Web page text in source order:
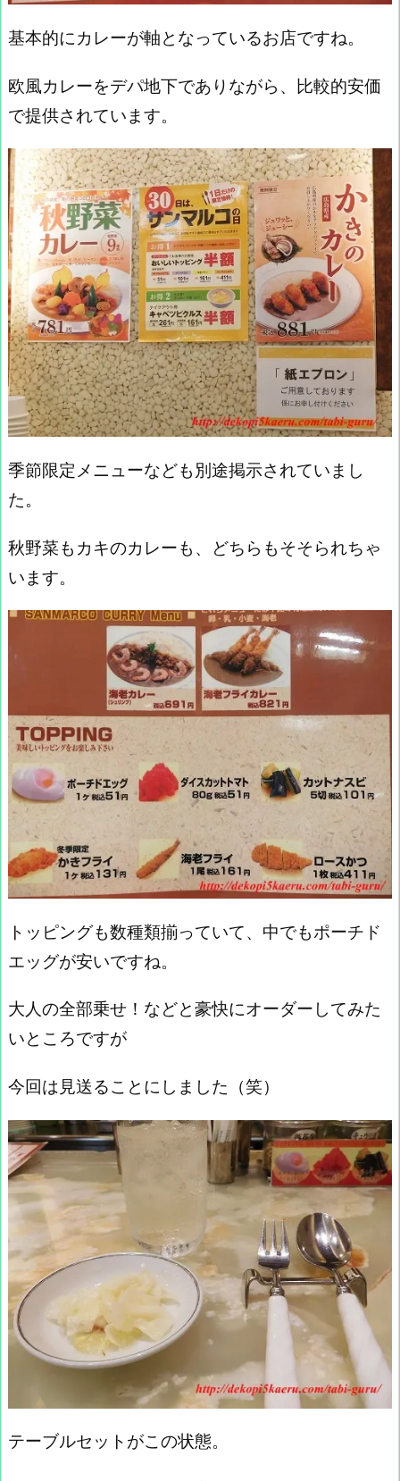
基本的にカレーが軸となっているお店ですね。
欧風カレーをデパ地下でありながら、比較的安価
で提供されています。
季節限定メニューなども別途掲示されていまし
た。
秋野菜もカキのカレーも、どちらもそそられちゃ
います。
トッピングも数種類揃っていて、中でもポーチド
エッグが安いですね。
大人の全部乗せ！などと豪快にオーダーしてみた
いところですが
今回は見送ることにしました（笑）
テーブルセットがこの状態。